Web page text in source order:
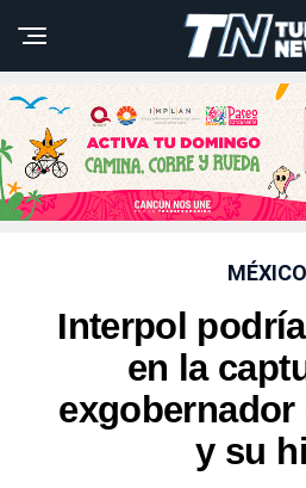
MÉXICO
Interpol
en la
exgobernador
y su